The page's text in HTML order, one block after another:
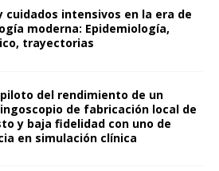
cuidados intensivos en la era de
moderna: Epidemiología,
trayectorias
del rendimiento de un
de fabricación local de
y baja fidelidad con uno de
en simulación clínica